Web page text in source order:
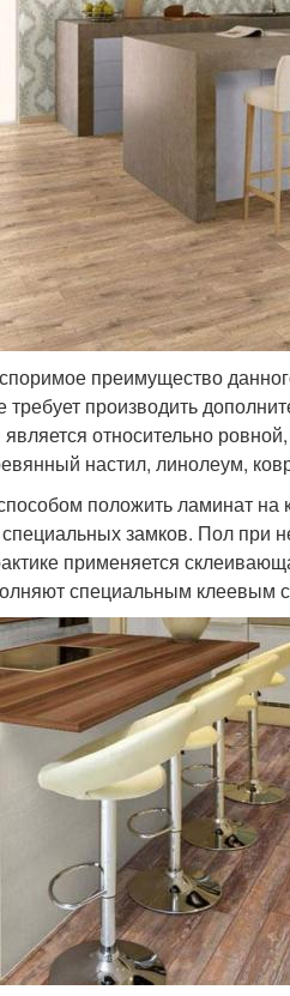
преимущество
производить
относительно
настил, линолеум,
положить ламинат
замков. Пол при
применяется
специальным клеевым